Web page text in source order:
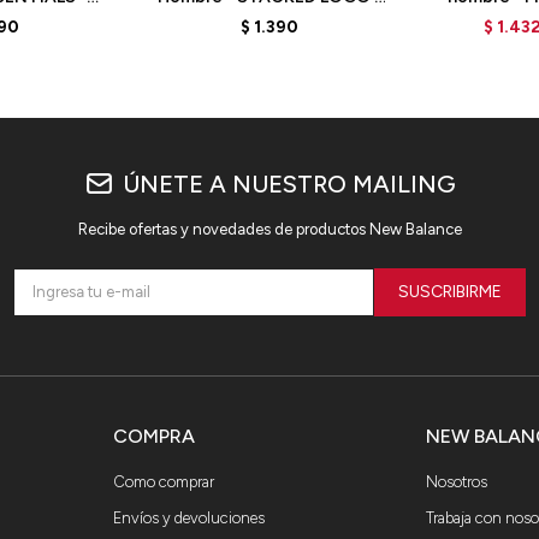
MT41502AG - GREY
$ 1.390 $ 1.432
NEW
Nosotros
Trabaja con
COMPRA
Como comprar
Envíos y devoluciones
ÚNETE A NUESTRO MAILING
Recibe ofertas y novedades de productos New Balance
SUSCRIBIRME